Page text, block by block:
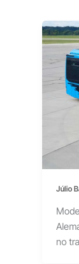
Júlio
no